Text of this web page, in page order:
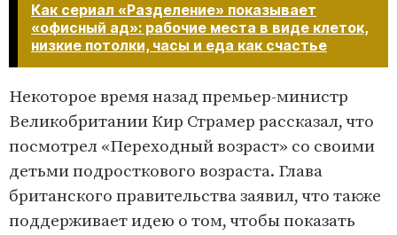
Как сериал «Разделение» показывает
«офисный ад»: рабочие места в виде клеток,
низкие потолки, часы и еда как счастье
Некоторое время назад премьер-министр
Великобритании Кир Страмер рассказал, что
посмотрел «Переходный возраст» со своими
детьми подросткового возраста. Глава
британского правительства заявил, что также
поддерживает идею о том, чтобы показать